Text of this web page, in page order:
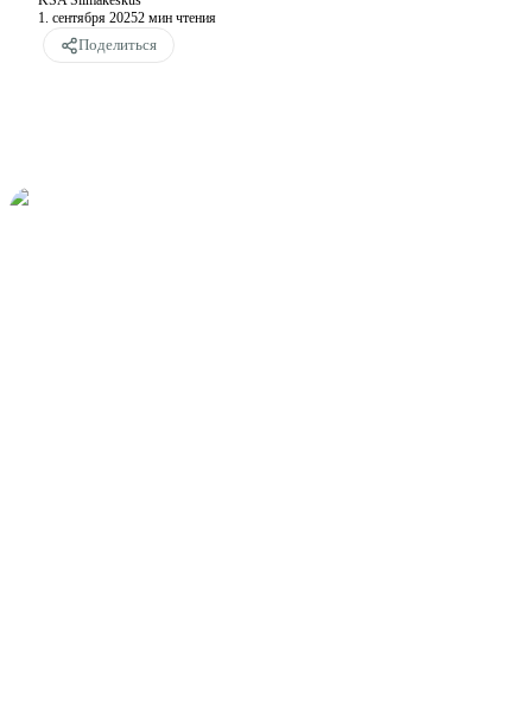
1. сентября 20252 мин чтения
Поделиться